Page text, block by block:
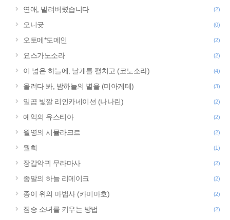
연애, 빌려버렸습니다 (2)
오니귯 (0)
오토메*도메인 (2)
요스가노소라 (2)
이 넓은 하늘에, 날개를 펼치고 (코노소라) (4)
올려다 봐, 밤하늘의 별을 (미아게테) (3)
일곱 빛깔 리인카네이션 (나나린) (2)
예익의 유스티아 (2)
월영의 시뮬라크르 (2)
월희 (1)
장갑악귀 무라마사 (2)
종말의 하늘 리메이크 (2)
종이 위의 마법사 (카미마호) (2)
짐승 소녀를 키우는 방법 (2)